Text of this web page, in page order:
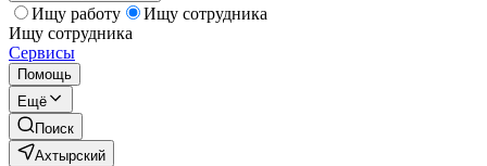
Ищу работу
Ищу сотрудника
Ищу сотрудника
Сервисы
Помощь
Ещё
Поиск
Ахтырский